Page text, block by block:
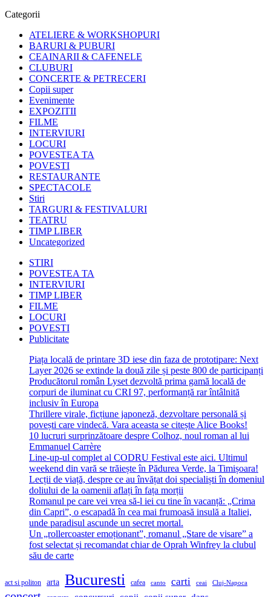
Categorii
ATELIERE & WORKSHOPURI
BARURI & PUBURI
CEAINARII & CAFENELE
CLUBURI
CONCERTE & PETRECERI
Copii super
Evenimente
EXPOZITII
FILME
INTERVIURI
LOCURI
POVESTEA TA
POVESTI
RESTAURANTE
SPECTACOLE
Stiri
TARGURI & FESTIVALURI
TEATRU
TIMP LIBER
Uncategorized
STIRI
POVESTEA TA
INTERVIURI
TIMP LIBER
FILME
LOCURI
POVESTI
Publicitate
Piața locală de printare 3D iese din faza de prototipare: Next
Layer 2026 se extinde la două zile și peste 800 de participanți
Producătorul român Lyset dezvoltă prima gamă locală de
corpuri de iluminat cu CRI 97, performanță rar întâlnită
inclusiv în Europa
Thrillere virale, ficțiune japoneză, dezvoltare personală și
povești care vindecă. Vara aceasta se citește Alice Books!
10 lucruri surprinzătoare despre Colhoz, noul roman al lui
Emmanuel Carrère
Line-up-ul complet al CODRU Festival este aici. Ultimul
weekend din vară se trăiește în Pădurea Verde, la Timișoara!
Lecții de viață, despre ce au învățat doi specialiști în domeniul
doliului de la oamenii aflați în fața morții
Romanul pe care vei vrea să-l iei cu tine în vacanță: „Crima
din Capri”, o escapadă în cea mai frumoasă insulă a Italiei,
unde paradisul ascunde un secret mortal.
Un „rollercoaster emoționant”, romanul „Stare de visare” a
fost selectat și recomandat chiar de Oprah Winfrey la clubul
său de carte
act si politon arta Bucuresti cafea canto carti ceai Cluj-Napoca